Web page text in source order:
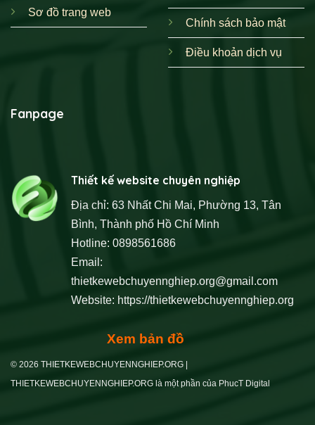
Sơ đồ trang web
Chính sách bảo mật
Điều khoản dịch vụ
Fanpage
Thiết kế website chuyên nghiệp
Địa chỉ: 63 Nhất Chi Mai, Phường 13, Tân
Bình, Thành phố Hồ Chí Minh
Hotline: 0898561686
Email:
thietkewebchuyennghiep.org@gmail.com
Website: https://thietkewebchuyennghiep.org
Xem bản đồ
© 2026 THIETKEWEBCHUYENNGHIEP.ORG |
THIETKEWEBCHUYENNGHIEP.ORG là một phần của PhucT Digital